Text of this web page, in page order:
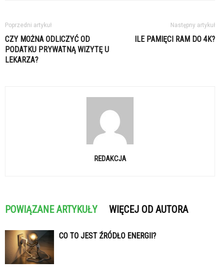
Poprzedni artykuł
CZY MOŻNA ODLICZYĆ OD
PODATKU PRYWATNĄ WIZYTĘ U
LEKARZA?
Następny artykuł
ILE PAMIĘCI RAM DO 4K?
REDAKCJA
POWIĄZANE ARTYKUŁY WIĘCEJ OD AUTORA
CO TO JEST ŹRÓDŁO ENERGII?